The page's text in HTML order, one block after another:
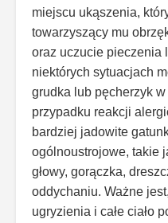
miejscu ukąszenia,
towarzyszący mu
oraz uczucie pieczenia
niektórych sytuacjach
grudka lub pęcherzyk
przypadku reakcji
bardziej jadowite
ogólnoustrojowe, takie
głowy, gorączka,
oddychaniu. Ważne
ugryzienia i całe ciało